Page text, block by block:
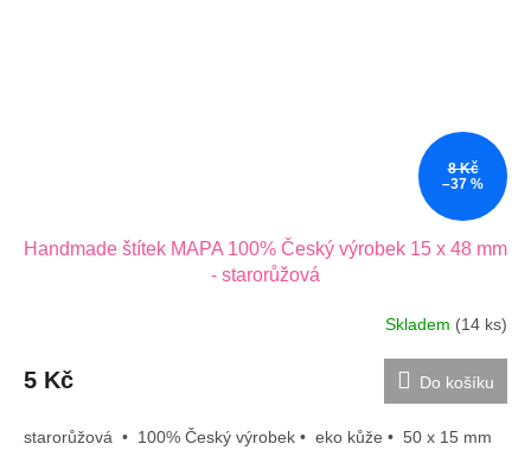
8 Kč
–37 %
Handmade štítek MAPA 100% Český výrobek 15 x 48 mm
- starorůžová
Skladem (14 ks)
5 Kč Do košíku
starorůžová • 100% Český výrobek • eko kůže • 50 x 15 mm